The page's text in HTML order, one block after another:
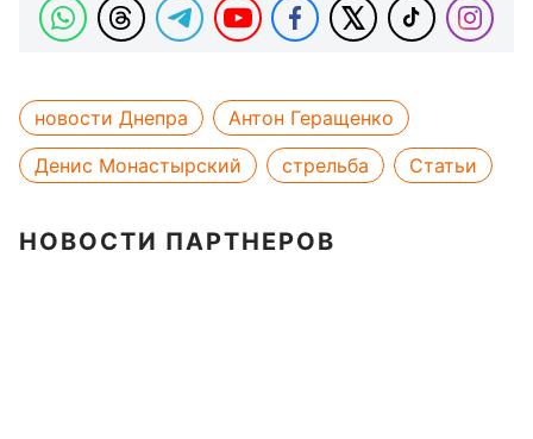
новости Днепра
Антон Геращенко
Денис Монастырский
стрельба Статьи
НОВОСТИ ПАРТНЕРОВ